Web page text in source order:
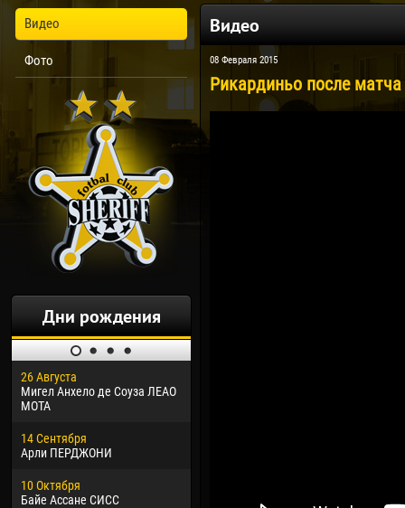
Видео
Фото
Дни рождения
26 Августа
Мигел Анхело де Соуза ЛЕАО
МОТА
14 Сентября
Арли ПЕРДЖОНИ
10 Октября
Байе Ассане СИСС
Видео
08 Февраля 2015
Рикардиньо после